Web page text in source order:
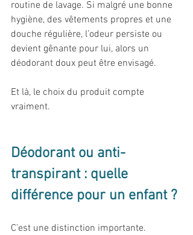
routine de lavage. Si malgré une bonne
hygiène, des vêtements propres et une
douche régulière, l’odeur persiste ou
devient gênante pour lui, alors un
déodorant doux peut être envisagé.
Et là, le choix du produit compte
vraiment.
Déodorant ou anti-
transpirant : quelle
différence pour un enfant ?
C’est une distinction importante.